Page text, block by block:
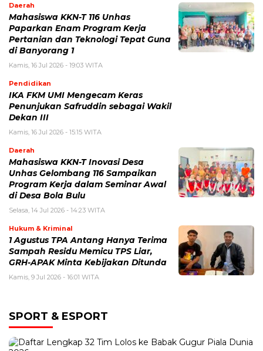
Daerah
Mahasiswa KKN-T 116 Unhas
Paparkan Enam Program Kerja
Pertanian dan Teknologi Tepat Guna
di Banyorang 1
Kamis, 16 Jul 2026 - 19:03 WITA
Pendidikan
IKA FKM UMI Mengecam Keras
Penunjukan Safruddin sebagai Wakil
Dekan III
Kamis, 16 Jul 2026 - 15:15 WITA
Daerah
Mahasiswa KKN-T Inovasi Desa
Unhas Gelombang 116 Sampaikan
Program Kerja dalam Seminar Awal
di Desa Bola Bulu
Selasa, 14 Jul 2026 - 14:23 WITA
Hukum & Kriminal
1 Agustus TPA Antang Hanya Terima
Sampah Residu Memicu TPS Liar,
GRH-APAK Minta Kebijakan Ditunda
Kamis, 9 Jul 2026 - 16:01 WITA
SPORT & ESPORT